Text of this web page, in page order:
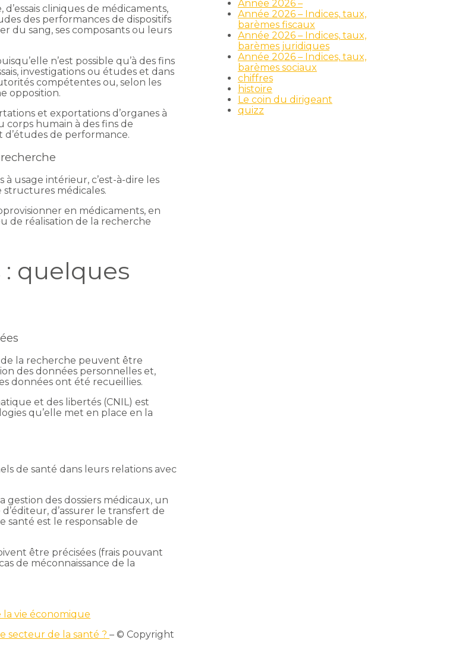
cliniques de médicaments,
des performances de dispositifs
du sang, ses composants ou leurs
n’est possible qu’à des fins
investigations ou études et dans
compétentes ou, selon les
opposition.
et exportations d’organes à
corps humain à des fins de
d’études de performance.
usage intérieur, c’est-à-dire les
médicales.
en médicaments, en
de réalisation de la recherche
quelques
de la recherche peuvent être
des données personnelles et,
données ont été recueillies.
et des libertés (CNIL) est
qu’elle met en place en la
de santé dans leurs relations avec
des dossiers médicaux, un
d’assurer le transfert de
santé est le responsable de
être précisées (frais pouvant
de méconnaissance de la
la vie économique
secteur de la santé ?– © Copyright
Année 2026 –
Année 2026 – Indices, taux,
barèmes fiscaux
Année 2026 – Indices, taux,
barèmes juridiques
Année 2026 – Indices, taux,
barèmes sociaux
chiffres
histoire
Le coin du dirigeant
quizz